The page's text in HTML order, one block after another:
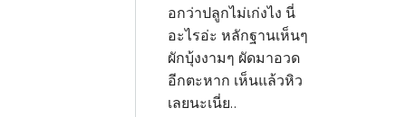
อกว่าปลูกไม่เก่งไง นี่
อะไรอ่ะ หลักฐานเห็นๆ
ผักบุ้งงามๆ ผัดมาอวด
อีกตะหาก เห็นแล้วหิว
เลยนะเนี่ย..